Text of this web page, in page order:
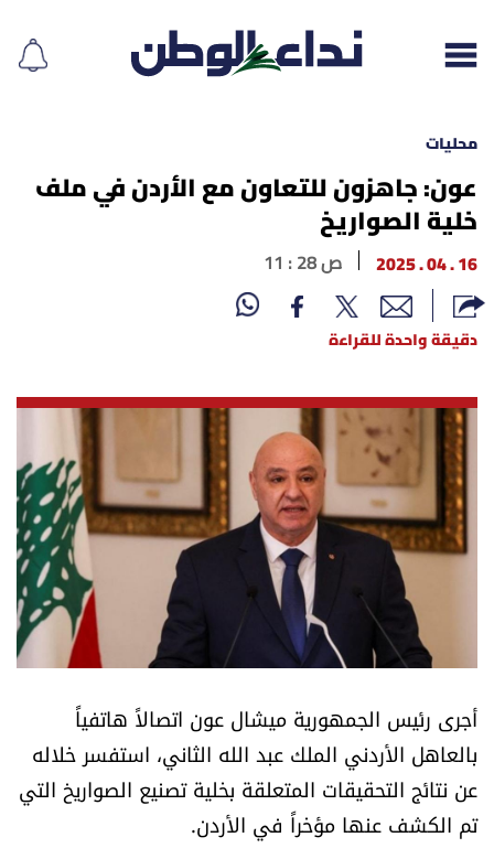
إقرأ الجريدة
لبنان
الغلاف
نداء اليوم
محليات
أسرار
متفرقات
نداء القرّاء
كتّابنا
تحت المجهر
محليات
عون: جاهزون للتعاون مع الأردن في ملف
خلية الصواريخ
16 . 04 . 2025 11 : 28 ص
دقيقة واحدة للقراءة
أجرى رئيس الجمهورية ميشال عون اتصالاً هاتفياً
بالعاهل الأردني الملك عبد الله الثاني، استفسر خلاله
عن نتائج التحقيقات المتعلقة بخلية تصنيع الصواريخ التي
تم الكشف عنها مؤخراً في الأردن.